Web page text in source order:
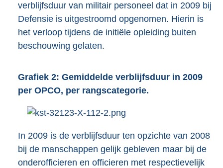
verblijfsduur van militair personeel dat in 2009 bij
Defensie is uitgestroomd opgenomen. Hierin is
het verloop tijdens de initiële opleiding buiten
beschouwing gelaten.
Grafiek 2: Gemiddelde verblijfsduur in 2009
per OPCO, per rangscategorie.
In 2009 is de verblijfsduur ten opzichte van 2008
bij de manschappen gelijk gebleven maar bij de
onderofficieren en officieren met respectievelijk